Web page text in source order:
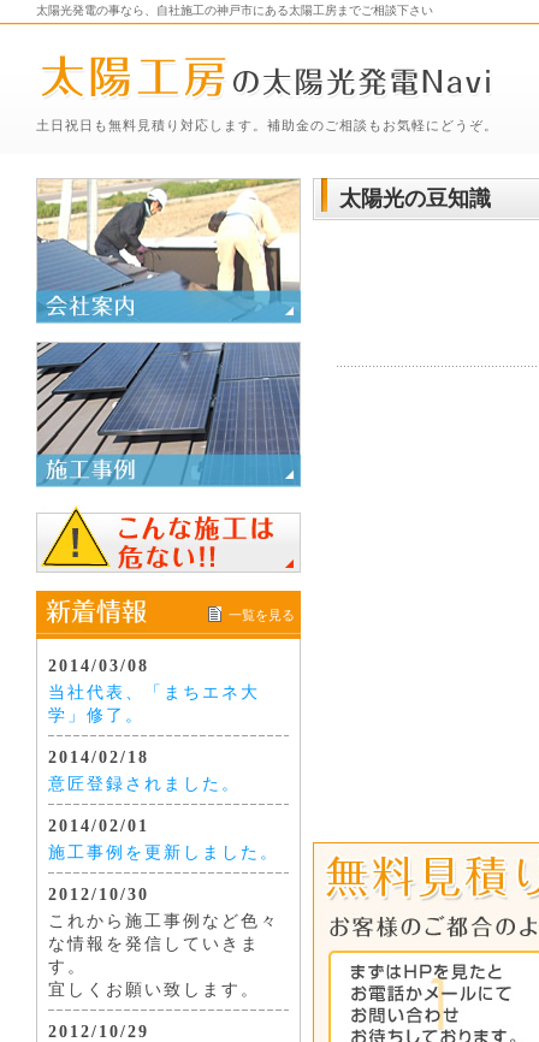
太陽光発電の事なら、自社施工の神戸市にある太陽工房までご相談下さい
土日祝日も無料見積り対応します。補助金のご相談もお気軽にどうぞ。
太陽光の豆知識
一覧を見る
2014/03/08
当社代表、「まちエネ大
学」修了。
2014/02/18
意匠登録されました。
2014/02/01
施工事例を更新しました。
2012/10/30
これから施工事例など色々
な情報を発信していきま
す。
宜しくお願い致します。
2012/10/29